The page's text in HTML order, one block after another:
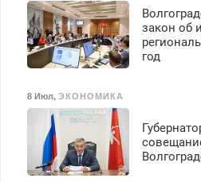
закон об
год
8 Июл, ЭКОНОМИКА